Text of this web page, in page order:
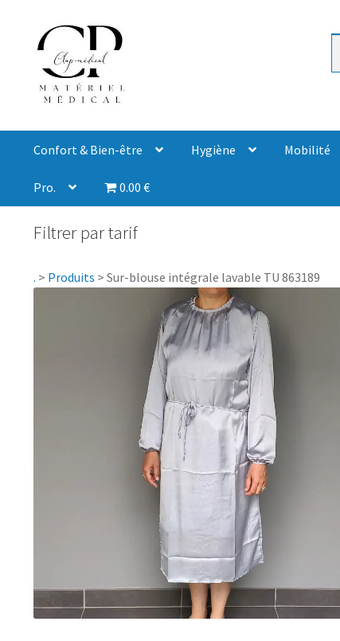
Confort & Bien-être Hygiène Mobilité
Pro. 0.00 €
Filtrer par tarif
. > Produits > Sur-blouse intégrale lavable TU 863189